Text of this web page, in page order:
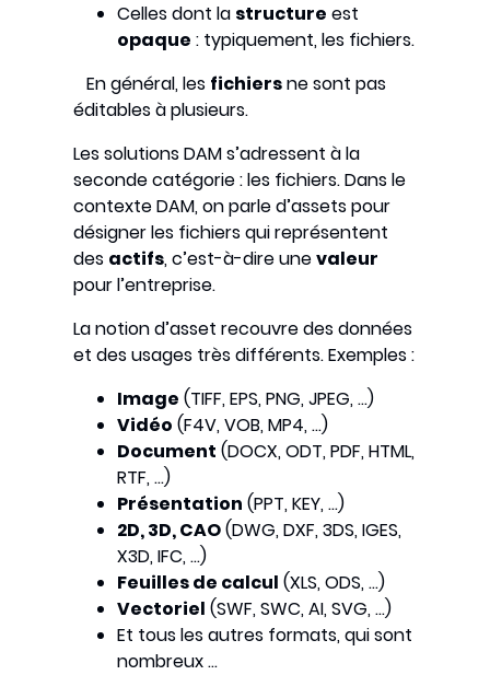
Celles dont la structure est
opaque : typiquement, les fichiers.
En général, les fichiersne sont pas
éditables à plusieurs.
Les solutions DAM s’adressent à la
seconde catégorie : les fichiers. Dans le
contexte DAM, on parle d’assets pour
désigner les fichiers qui représentent
des actifs, c’est-à-dire unevaleur
pour l’entreprise.
La notion d’asset recouvre des données
et des usages très différents. Exemples :
Image (TIFF, EPS, PNG, JPEG, …)
Vidéo (F4V, VOB, MP4, …)
Document (DOCX, ODT, PDF, HTML,
RTF, …)
Présentation (PPT, KEY, …)
2D, 3D, CAO(DWG, DXF, 3DS, IGES,
X3D, IFC, …)
Feuilles de calcul (XLS, ODS, …)
Vectoriel (SWF, SWC, AI, SVG, …)
Et tous les autres formats, qui sont
nombreux …